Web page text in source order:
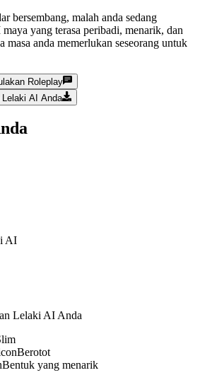
bersembang, malah anda sedang
yang terasa peribadi, menarik, dan
masa anda memerlukan seseorang untuk
Roleplay
AI Anda
AI
Lelaki AI Anda
Berotot
Bentuk yang menarik